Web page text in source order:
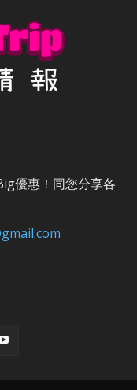
優惠！同您分享各